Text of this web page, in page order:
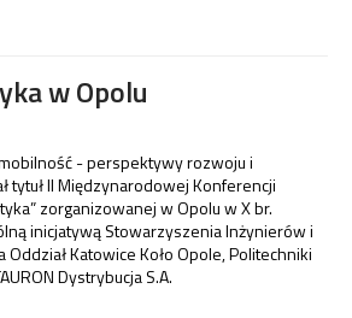
w Opolu
- perspektywy rozwoju i
tytuł II Międzynarodowej Konferencji
zorganizowanej w Opolu w X br.
inicjatywą Stowarzyszenia Inżynierów i
Katowice Koło Opole, Politechniki
Dystrybucja S.A.